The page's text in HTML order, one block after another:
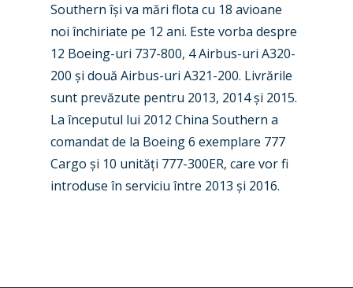
Southern își va mări flota cu 18 avioane
noi închiriate pe 12 ani. Este vorba despre
12 Boeing-uri 737-800, 4 Airbus-uri A320-
200 și două Airbus-uri A321-200. Livrările
sunt prevăzute pentru 2013, 2014 și 2015.
La începutul lui 2012 China Southern a
comandat de la Boeing 6 exemplare 777
Cargo și 10 unități 777-300ER, care vor fi
introduse în serviciu între 2013 și 2016.
New Routes
Industry
Accidents / Incidents
Airshows
Dubai 2025
Paris 2025
Farnborough 2024
Business Jets
Military
Trip Reports